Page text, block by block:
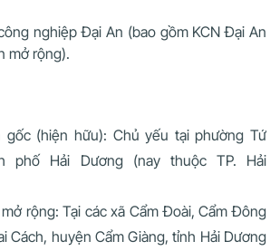
nghiệp Đại An (bao gồm KCN Đại An
mở rộng).
gốc (hiện hữu): Chủ yếu tại phường Tứ
phố Hải Dương (nay thuộc TP. Hải
rộng: Tại các xã Cẩm Đoài, Cẩm Đông
Cách, huyện Cẩm Giàng, tỉnh Hải Dương